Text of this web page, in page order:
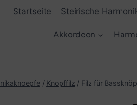
Startseite Steirische
Akkordeon
/ Knopffilz / Filz für